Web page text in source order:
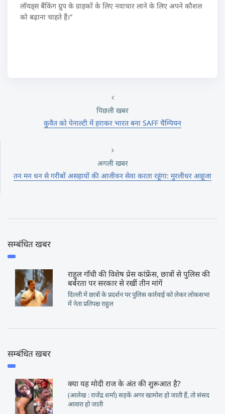
लॉयड्स बैंकिंग ग्रुप के ग्राहकों के लिए नवाचार लाने के लिए अपने कौशल
को बढ़ाना चाहते हैं।”
पिछली खबर
कुवैत को पेनाल्टी में हराकर भारत बना SAFF चैम्पियन
अगली खबर
तन मन धन से गरीबों असहायों की आजीवन सेवा करता रहूंगा: मुरलीधर आहूजा
सम्बंधित खबर
राहुल गाँधी की विशेष प्रेस कांफ्रेंस, छात्रों से पुलिस की
बर्बरता पर सरकार से रखीं तीन मांगें
दिल्ली में छात्रों के प्रदर्शन पर पुलिस कार्रवाई को लेकर लोकसभा
में नेता प्रतिपक्ष राहुल
सम्बंधित खबर
क्या यह मोदी राज के अंत की शुरूआत है?
(आलेख : राजेंद्र शर्मा) सड़कें अगर खामोश हो जाती हैं, तो संसद
आवारा हो जाती